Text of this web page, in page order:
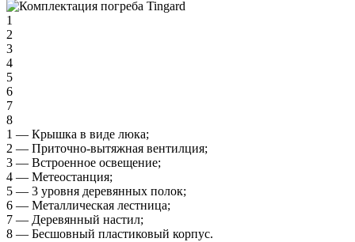
1
2
3
4
5
6
7
8
1 — Крышка в виде люка;
2 — Приточно-вытяжная вентилция;
3 — Встроенное освещение;
4 — Метеостанция;
5 — 3 уровня деревянных полок;
6 — Металлическая лестница;
7 — Деревянный настил;
8 — Бесшовный пластиковый корпус.